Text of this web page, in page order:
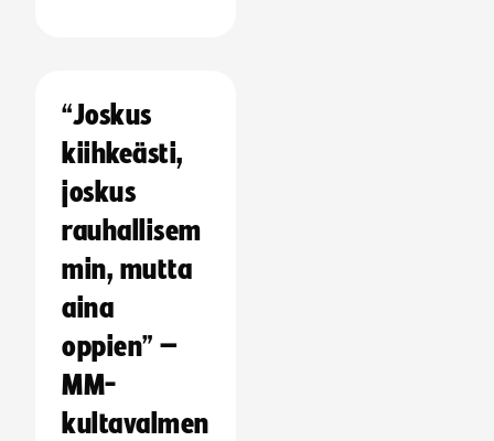
“Joskus
kiihkeästi,
joskus
rauhallisem
min, mutta
aina
oppien” –
MM-
kultavalmen